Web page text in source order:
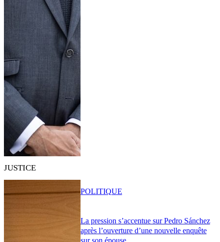
JUSTICE
La pression s’accentue sur Pedro Sánchez
après l’ouverture d’une nouvelle enquête
POLITIQUE